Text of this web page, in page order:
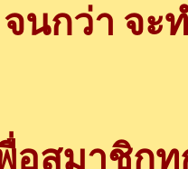
นกว่า จะ
อสมาชิก